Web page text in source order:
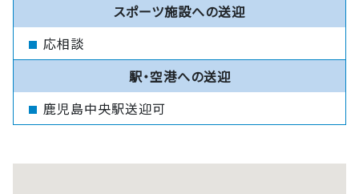
スポーツ施設への送迎
応相談
駅・空港への送迎
鹿児島中央駅送迎可